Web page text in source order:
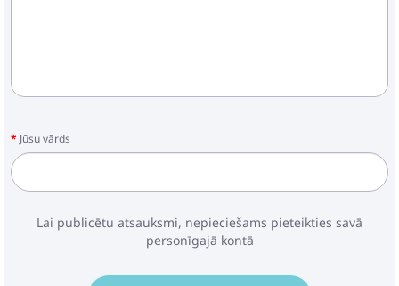
Jūsu vārds
Lai publicētu atsauksmi, nepieciešams pieteikties savā
personīgajā kontā